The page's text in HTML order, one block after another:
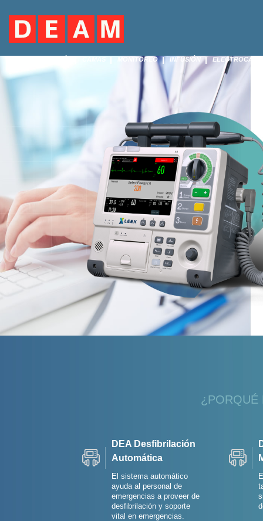
MONITOREO INFUSIÓN
¿PORQUÉ
DEA Desfibrilación
Automática
El sistema automático
ayuda al personal de
emergencias a proveer de
desfibrilación y soporte
vital en emergencias.